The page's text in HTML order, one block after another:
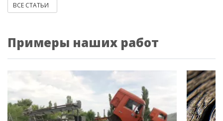
ВСЕ СТАТЬИ
Примеры наших работ